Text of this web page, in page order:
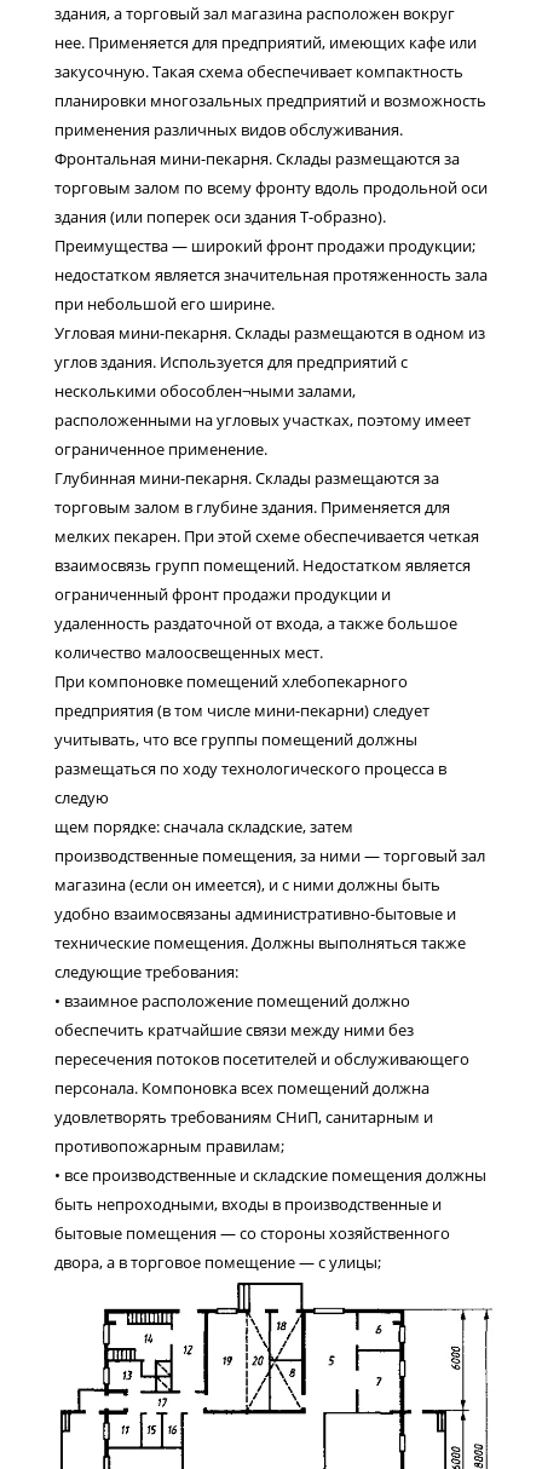
здания, а торговый зал магазина расположен вокруг
нее. Применяется для предприятий, имеющих кафе или
закусочную. Такая схема обеспечивает компактность
планировки многозальных предприятий и возможность
применения различных видов обслуживания.
Фронтальная мини-пекарня. Склады размещаются за
торговым залом по всему фронту вдоль продольной оси
здания (или поперек оси здания Т-образно).
Преимущества — широкий фронт продажи продукции;
недостатком является значительная протяженность зала
при небольшой его ширине.
Угловая мини-пекарня. Склады размещаются в одном из
углов здания. Используется для предприятий с
несколькими обособлен¬ными залами,
расположенными на угловых участках, поэтому имеет
ограниченное применение.
Глубинная мини-пекарня. Склады размещаются за
торговым залом в глубине здания. Применяется для
мелких пекарен. При этой схеме обеспечивается четкая
взаимосвязь групп помещений. Недостатком является
ограниченный фронт продажи продукции и
удаленность раздаточной от входа, а также большое
количество малоосвещенных мест.
При компоновке помещений хлебопекарного
предприятия (в том числе мини-пекарни) следует
учитывать, что все группы помещений должны
размещаться по ходу технологического процесса в
следую
щем порядке: сначала складские, затем
производственные помещения, за ними — торговый зал
магазина (если он имеется), и с ними должны быть
удобно взаимосвязаны административно-бытовые и
технические помещения. Должны выполняться также
следующие требования:
• взаимное расположение помещений должно
обеспечить кратчайшие связи между ними без
пересечения потоков посетителей и обслуживающего
персонала. Компоновка всех помещений должна
удовлетворять требованиям СНиП, санитарным и
противопожарным правилам;
• все производственные и складские помещения должны
быть непроходными, входы в производственные и
бытовые помещения — со стороны хозяйственного
двора, а в торговое помещение — с улицы;